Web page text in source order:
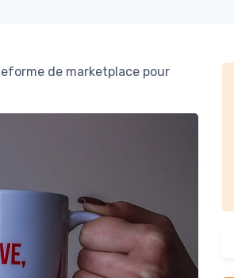
de marketplace pour